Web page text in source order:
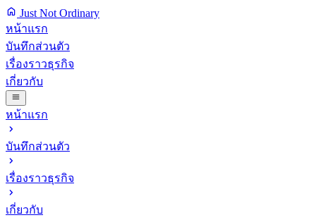
Just Not Ordinary
หน้าแรก
บันทึกส่วนตัว
เรื่องราวธุรกิจ
เกี่ยวกับ
หน้าแรก
บันทึกส่วนตัว
เรื่องราวธุรกิจ
เกี่ยวกับ